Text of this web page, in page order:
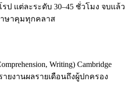
แต่ละระดับ 30–45 ชั่วโมง จบแล้ว
าษาคุมทุกคลาส
Writing) Cambridge
ายงานผลรายเดือนถึงผู้ปกครอง